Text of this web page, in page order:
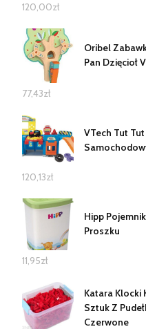
120,00zł
Oribel
Pan Dzięcioł
77,43zł
VTech Tut
120,13zł
Hipp
Proszku
11,95zł
Katara Klocki
Sztuk Z
Czerwone